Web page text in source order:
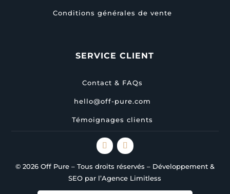
Conditions générales de vente
SERVICE CLIENT
Contact & FAQs
hello@off-pure.com
Témoignages clients
© 2026 Off Pure – Tous droits réservés – Développement &
SEO par l’Agence Limitless